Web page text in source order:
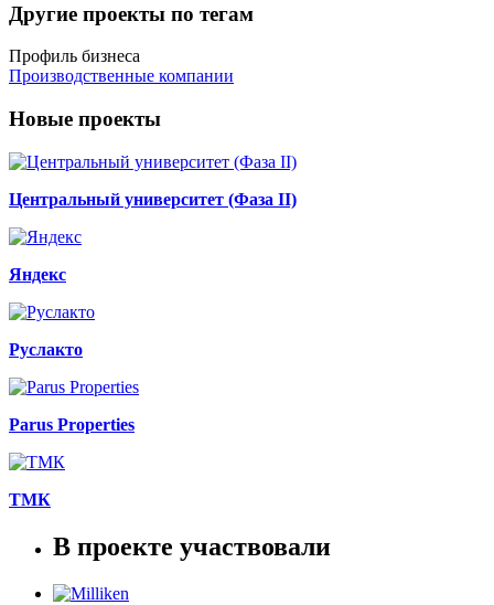
Другие проекты по тегам
Профиль бизнеса
Производственные компании
Новые проекты
Центральный университет (Фаза II)
Яндекс
Руслакто
Parus Properties
ТМК
В проекте участвовали